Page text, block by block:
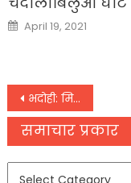
Posted
on
April 19, 2021
Post
navigation
भदोही: मिट्टी की दीवार गिरी, दो सगे भाइयों की दबने से मौत
समाचार प्रकार
समाचार